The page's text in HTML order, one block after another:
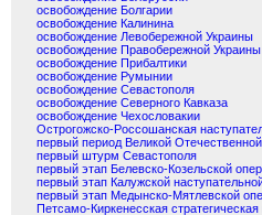
освобождение Болгарии
освобождение Калинина
освобождение Левобережной Украины
освобождение Правобережной Украины
освобождение Прибалтики
освобождение Румынии
освобождение Севастополя
освобождение Северного Кавказа
освобождение Чехословакии
Острогожско-Россошанская
первый период Великой
первый штурм Севастополя
первый этап Белевско-Козельской
первый этап Калужской
первый этап Медынско-Мятлевской
Петсамо-Киркенесская